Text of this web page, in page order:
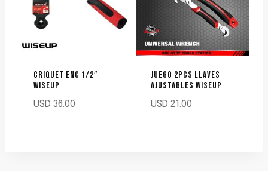
CRIQUET ENC 1/2″
WISEUP
USD 36.00
JUEGO 2PCS LLAVES
AJUSTABLES WISEUP
USD 21.00